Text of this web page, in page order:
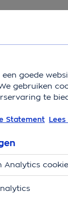
tijd om
Vitaal
kunt zijn.
kunt
goede
gebruiken
te
Statement
Analytics